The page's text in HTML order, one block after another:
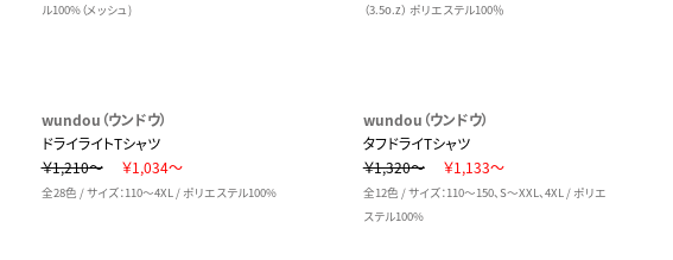
ル100%（メッシュ)
（3.5o.z） ポリエステル100％
wundou（ウンドウ）
ドライライトTシャツ
￥1,210～
￥1,034～
全28色 / サイズ：110～4XL / ポリエステル100%
wundou（ウンドウ）
タフドライTシャツ
￥1,320～
￥1,133～
全12色 / サイズ：110～150、S～XXL、4XL / ポリエ
ステル100%